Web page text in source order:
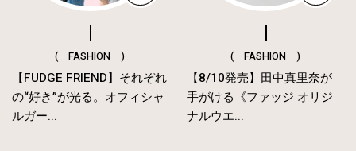
( FASHION )
【FUDGE FRIEND】それぞれ
の“好き”が光る。オフィシャ
ルガー...
( FASHION )
【8/10発売】田中真里奈が
手がける《ファッジ オリジ
ナルウエ...